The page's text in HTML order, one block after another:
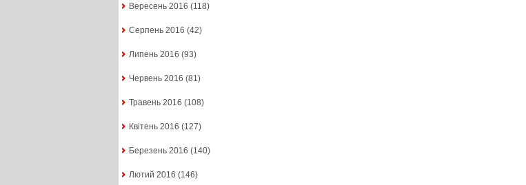
Вересень 2016 (118)
Серпень 2016 (42)
Липень 2016 (93)
Червень 2016 (81)
Травень 2016 (108)
Квітень 2016 (127)
Березень 2016 (140)
Лютий 2016 (146)